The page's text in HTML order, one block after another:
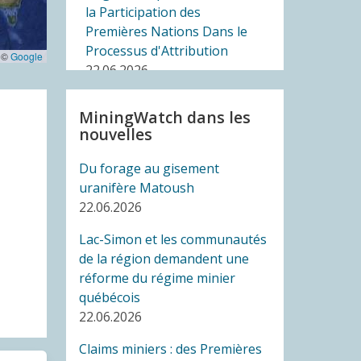
©Google
la Participation des
Premières Nations Dans le
Processus d'Attribution
22.06.2026
COMMUNIQUÉ
La Cour autorise une large
dans le recours du CQDE
contre la Loi sur les projets d’
« intérêt national » (C-5)
COMMUNIQUÉ
Des groupes de la société
civile et des députés
Bureau de l’Ombudsman
MiningWatch dans les
nouvelles
Du forage au gisement
uranifère Matoush
22.06.2026
Lac-Simon et les communautés
de la région demandent une
réforme du régime minier
québécois
22.06.2026
Claims miniers : des Premières